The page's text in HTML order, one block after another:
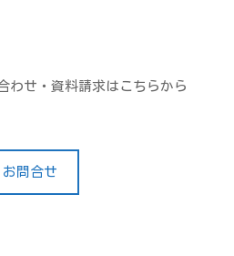
わせ・資料請求はこちらから
お問合せ